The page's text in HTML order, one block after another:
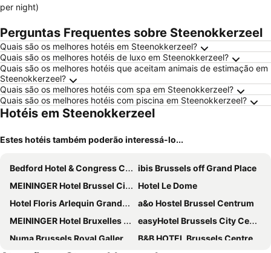
per night)
Perguntas Frequentes sobre Steenokkerzeel
Quais são os melhores hotéis em Steenokkerzeel?
Quais são os melhores hotéis de luxo em Steenokkerzeel?
Quais são os melhores hotéis que aceitam animais de estimação em
Steenokkerzeel?
Quais são os melhores hotéis com spa em Steenokkerzeel?
Quais são os melhores hotéis com piscina em Steenokkerzeel?
Hotéis em Steenokkerzeel
Estes hotéis também poderão interessá-lo...
Bedford Hotel & Congress Centre
ibis Brussels off Grand Place
MEININGER Hotel Brussel City Center
Hotel Le Dome
Hotel Floris Arlequin Grand-Place
a&o Hostel Brussel Centrum
MEININGER Hotel Bruxelles Gare Du Midi
easyHotel Brussels City Centre
Numa Brussels Royal Galleries
B&B HOTEL Brussels Centre Gare du Midi